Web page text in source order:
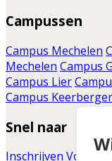
Campussen
Campus Mechelen
Mechelen Campus
Campus Lier
Campus
Snel naar
Inschrijven Voor de